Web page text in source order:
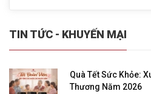
TIN TỨC - KHUYẾN MẠI
Quà Tết Sức Khỏe:
Thương Năm 2026